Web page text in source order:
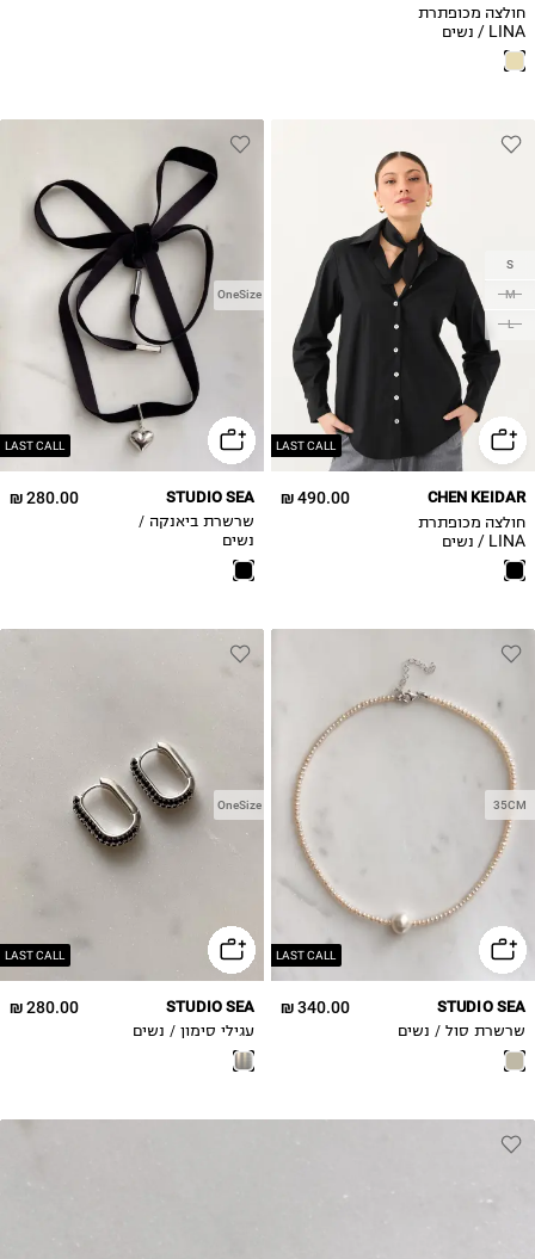
חולצה מכופתרת
LINA / נשים
LAST CALL
S
M
L
490.00 ₪ CHEN KEIDAR
חולצה מכופתרת
LINA / נשים
LAST CALL
OneSize
280.00 ₪ STUDIO SEA
שרשרת ביאנקה /
נשים
LAST CALL
35CM
340.00 ₪ STUDIO SEA
שרשרת סול / נשים
LAST CALL
OneSize
280.00 ₪ STUDIO SEA
עגילי סימון / נשים